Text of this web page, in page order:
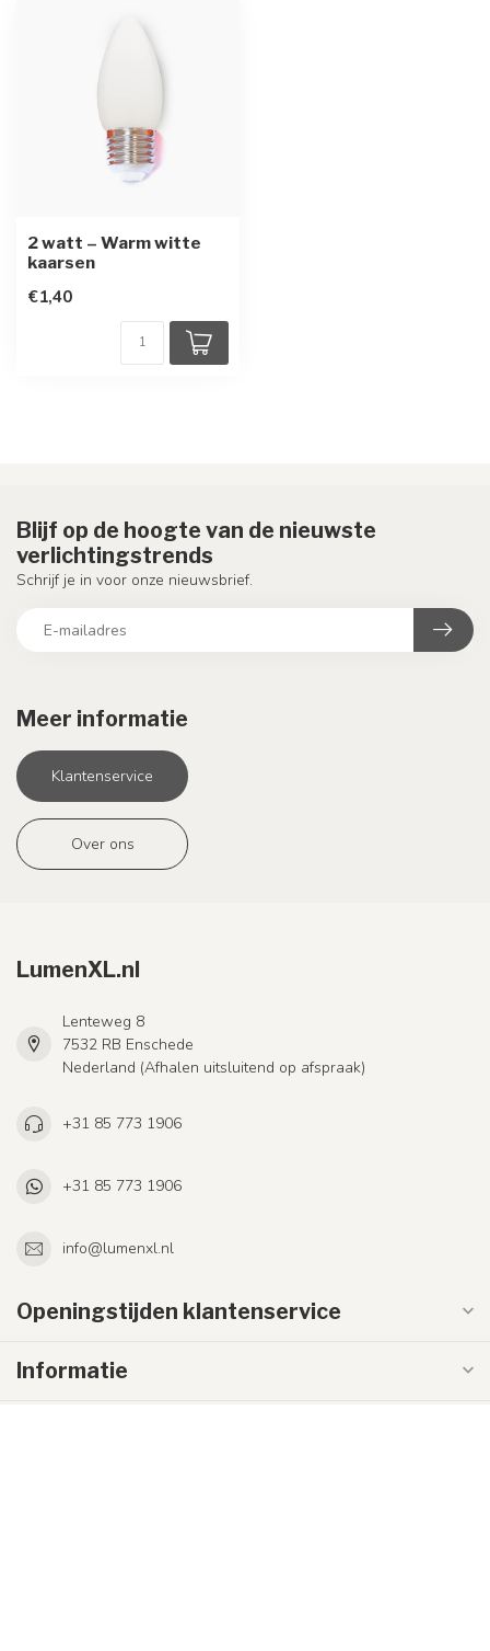
2 watt – Warm witte
kaarsen
€1,40
Meer informatie
Klantenservice
Over ons
Blijf op de hoogte van de nieuwste
verlichtingstrends
Schrijf je in voor onze nieuwsbrief.
LumenXL.nl
Lenteweg 8
7532 RB Enschede
Nederland (Afhalen uitsluitend op afspraak)
+31 85 773 1906
+31 85 773 1906
info@lumenxl.nl
Openingstijden klantenservice
Informatie